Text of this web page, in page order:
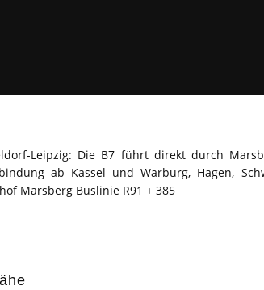
Leipzig: Die B7 führt direkt durch
ab Kassel und Warburg, Hagen,
Marsberg Buslinie R91 + 385